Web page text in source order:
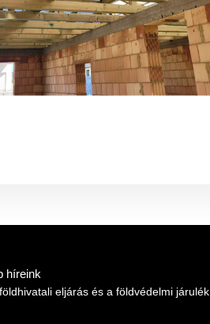
híreink
eljárás és a földvédelmi járulék